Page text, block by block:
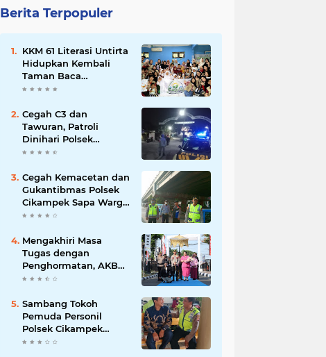
Berita Terpopuler
KKM 61 Literasi Untirta
Hidupkan Kembali
Taman Baca
Masyarakat di
Program dengan
Festival Literasi
Cegah C3 dan
Tawuran, Patroli
Dinihari Polsek
Cikampek Pesan
Perumahan
Cegah Kemacetan dan
Gukantibmas Polsek
Cikampek Sapa Warga
di Bawah Fly Over
Mengakhiri Masa
Tugas dengan
Penghormatan, AKBP
Fiki N. Ardiansyah
Upacara Farewell
Parade oleh Kapolresta
Karawang Kombes Pol
Mario Prahatinto
Sambang Tokoh
Pemuda Personil
Polsek Cikampek
Aiptu Sarin Himbau